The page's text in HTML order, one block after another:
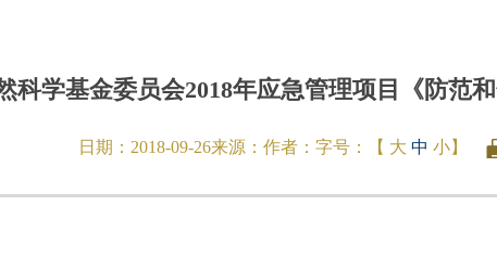
科学基金委员会2018年应急管理项目《防范
日期： 2018-09-26来源： 作者： 字号：【 大 中 小】